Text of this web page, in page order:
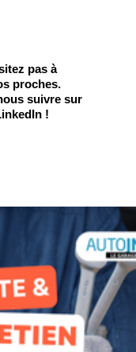
pas à
proches.
suivre sur
!